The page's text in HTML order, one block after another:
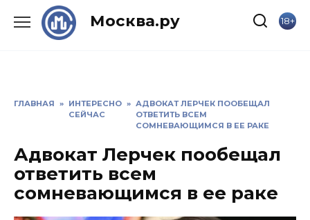
Москва.ру 18+
ГЛАВНАЯ » ИНТЕРЕСНО
СЕЙЧАС
» АДВОКАТ ЛЕРЧЕК ПООБЕЩАЛ
ОТВЕТИТЬ ВСЕМ
СОМНЕВАЮЩИМСЯ В ЕЕ РАКЕ
Адвокат Лерчек пообещал
ответить всем
сомневающимся в ее раке